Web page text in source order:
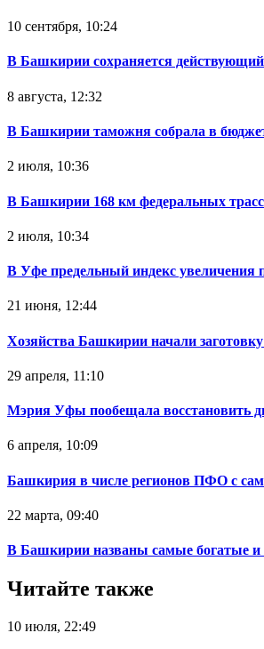
10 сентября, 10:24
В Башкирии сохраняется
8 августа, 12:32
В Башкирии таможня собрала в
2 июля, 10:36
В Башкирии 168 км федеральных
2 июля, 10:34
В Уфе предельный индекс
21 июня, 12:44
Хозяйства Башкирии начали
29 апреля, 11:10
Мэрия Уфы пообещала восстановить
6 апреля, 10:09
Башкирия в числе регионов ПФО с
22 марта, 09:40
В Башкирии названы самые богатые и
Читайте также
10 июля, 22:49